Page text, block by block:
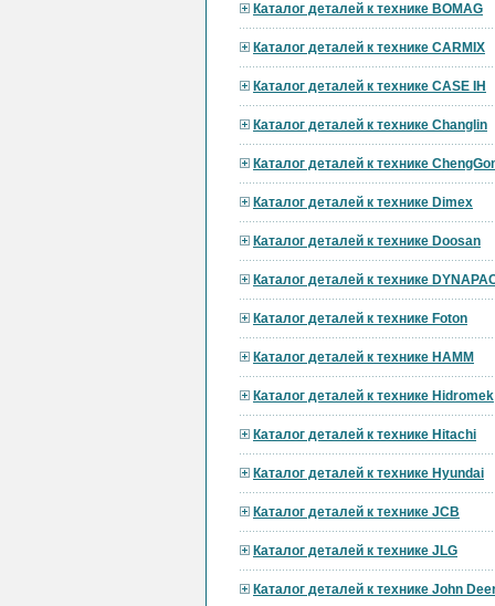
Каталог деталей к технике BOMAG
Каталог деталей к технике CARMIX
Каталог деталей к технике CASE IH
Каталог деталей к технике Changlin
Каталог деталей к технике
Каталог деталей к технике Dimex
Каталог деталей к технике Doosan
Каталог деталей к технике
Каталог деталей к технике Foton
Каталог деталей к технике HAMM
Каталог деталей к технике Hidromek
Каталог деталей к технике Hitachi
Каталог деталей к технике Hyundai
Каталог деталей к технике JCB
Каталог деталей к технике JLG
Каталог деталей к технике John